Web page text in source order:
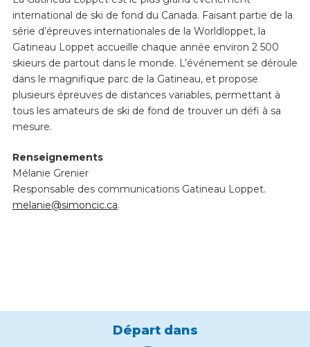
international de ski de fond du Canada. Faisant partie de la
série d’épreuves internationales de la Worldloppet, la
Gatineau Loppet accueille chaque année environ 2 500
skieurs de partout dans le monde. L’événement se déroule
dans le magnifique parc de la Gatineau, et propose
plusieurs épreuves de distances variables, permettant à
tous les amateurs de ski de fond de trouver un défi à sa
mesure.
Renseignements
Mélanie Grenier
Responsable des communications Gatineau Loppet.
melanie@simoncic.ca.
Départ dans